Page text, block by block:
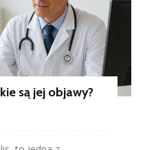
są jej objawy?